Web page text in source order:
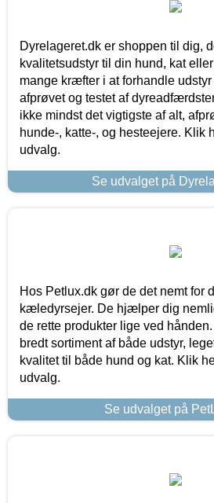
Dyrelageret.dk er shoppen til dig,
kvalitetsudstyr til din hund, kat
mange kræfter i at forhandle
afprøvet og testet af
ikke mindst det vigtigste af alt,
hunde-, katte-, og hesteejere. Klik
udvalg.
Se udvalget på
Hos Petlux.dk gør de det nemt for
kæledyrsejer. De hjælper dig
de rette produkter lige ved
bredt sortiment af både udstyr,
kvalitet til både hund og kat. Klik
udvalg.
Se udvalget på